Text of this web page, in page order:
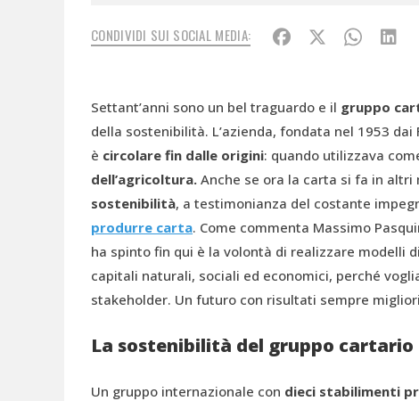
CONDIVIDI SUI SOCIAL MEDIA:
Settant’anni sono un bel traguardo e il gruppo
della sostenibilità. L’azienda, fondata nel 1953
è circolare fin dalle origini: quando utilizzava
dell’agricoltura. Anche se ora la carta si fa in altri
sostenibilità, a testimonianza del costante
produrre carta. Come commenta Massimo
ha spinto fin qui è la volontà di realizzare modelli
capitali naturali, sociali ed economici, perché
stakeholder. Un futuro con risultati sempre
La sostenibilità del gruppo cartario
Un gruppo internazionale con dieci stabilimenti